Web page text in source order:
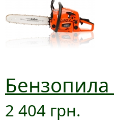
Бензопила
2 404 грн.